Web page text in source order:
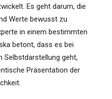
Es geht darum, die
Werte bewusst zu
in einem bestimmten
betont, dass es bei
Selbstdarstellung geht,
Präsentation der